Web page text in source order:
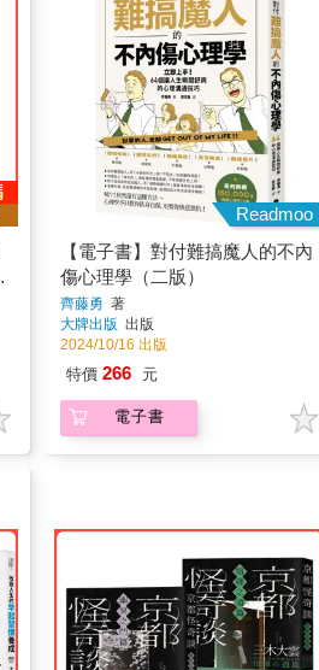
Readmoo
【電子書】對付難搞魔人的不內
傷心理學（二版）
齊藤勇 著
大牌出版 出版
2024/10/16 出版
特價 266 元
電子書